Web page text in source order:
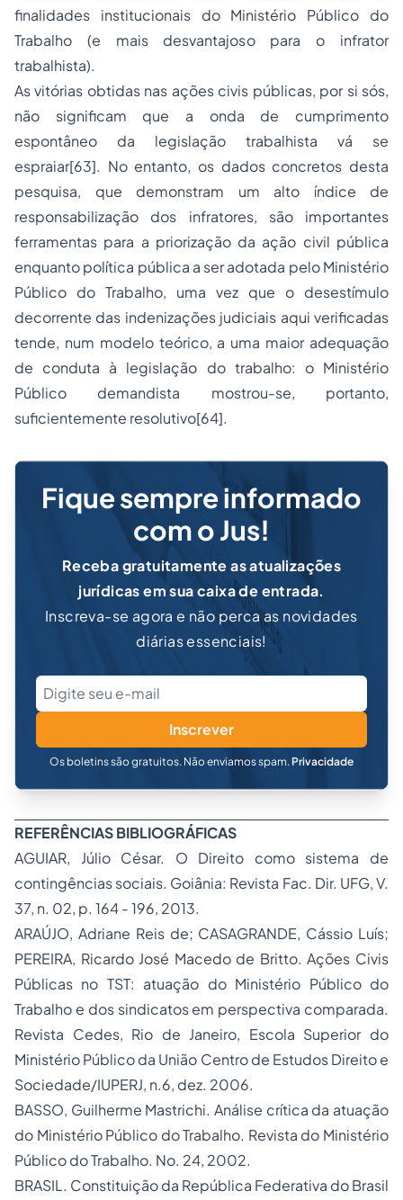
finalidades institucionais do Ministério Público do
Trabalho (e mais desvantajoso para o infrator
trabalhista).
As vitórias obtidas nas ações civis públicas, por si sós,
não significam que a onda de cumprimento
espontâneo da legislação trabalhista vá se
espraiar[63]. No entanto, os dados concretos desta
pesquisa, que demonstram um alto índice de
responsabilização dos infratores, são importantes
ferramentas para a priorização da ação civil pública
enquanto política pública a ser adotada pelo Ministério
Público do Trabalho, uma vez que o desestímulo
decorrente das indenizações judiciais aqui verificadas
tende, num modelo teórico, a uma maior adequação
de conduta à legislação do trabalho: o Ministério
Público demandista mostrou-se, portanto,
suficientemente resolutivo[64].
Fique sempre informado
com o Jus!
Receba gratuitamente as atualizações
jurídicas em sua caixa de entrada.
Inscreva-se agora e não perca as novidades
diárias essenciais!
Inscrever
Os boletins são gratuitos. Não enviamos spam. Privacidade
REFERÊNCIAS BIBLIOGRÁFICAS
AGUIAR, Júlio César. O Direito como sistema de
contingências sociais. Goiânia: Revista Fac. Dir. UFG, V.
37, n. 02, p. 164 - 196, 2013.
ARAÚJO, Adriane Reis de; CASAGRANDE, Cássio Luís;
PEREIRA, Ricardo José Macedo de Britto. Ações Civis
Públicas no TST: atuação do Ministério Público do
Trabalho e dos sindicatos em perspectiva comparada.
Revista Cedes, Rio de Janeiro, Escola Superior do
Ministério Público da União Centro de Estudos Direito e
Sociedade/IUPERJ, n.6, dez. 2006.
BASSO, Guilherme Mastrichi. Análise crítica da atuação
do Ministério Público do Trabalho. Revista do Ministério
Público do Trabalho. No. 24, 2002.
BRASIL. Constituição da República Federativa do Brasil